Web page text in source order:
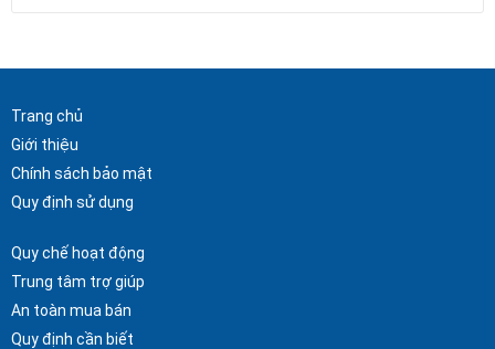
Trang chủ
Giới thiệu
Chính sách bảo mật
Quy định sử dụng
Quy chế hoạt động
Trung tâm trợ giúp
An toàn mua bán
Quy định cần biết